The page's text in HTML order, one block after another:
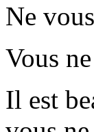
Ne
Vous
Il est